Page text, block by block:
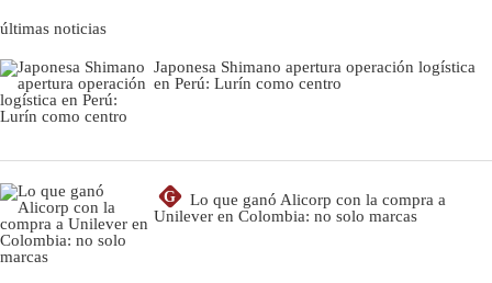
últimas noticias
Japonesa Shimano apertura operación logística
en Perú: Lurín como centro
G
Lo que ganó Alicorp con la compra a
Unilever en Colombia: no solo marcas